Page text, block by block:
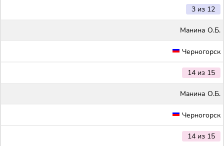
3 из 12
Maнина О.Б.
Черногорск
14 из 15
Maнина О.Б.
Черногорск
14 из 15